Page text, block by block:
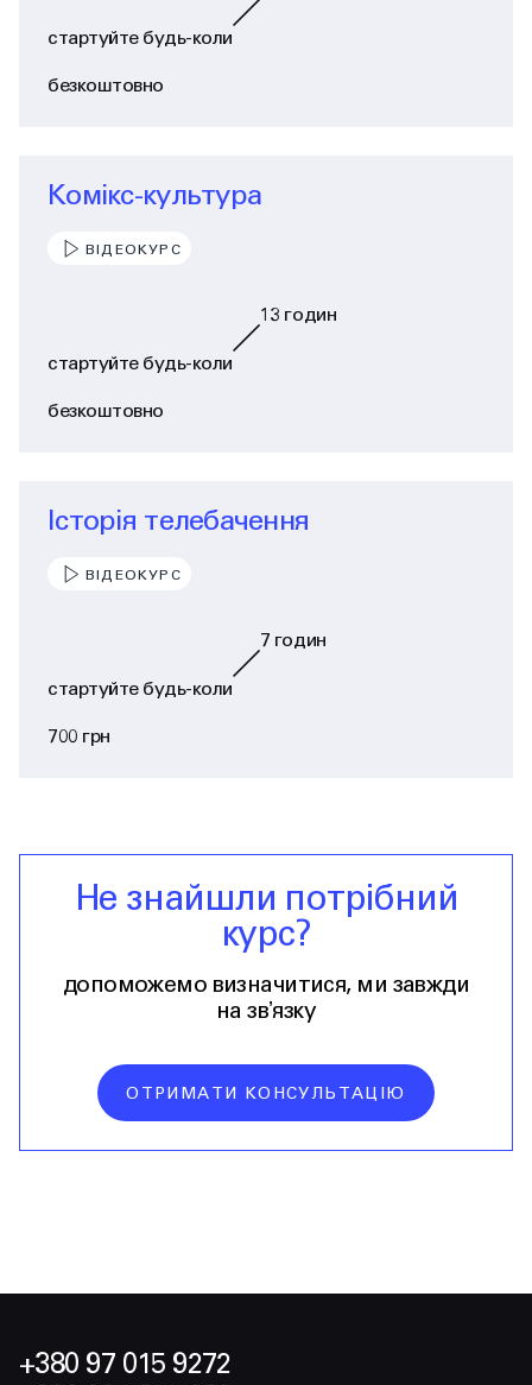
стартуйте будь-коли
безкоштовно
Комікс-культура
ВІДЕОКУРС
стартуйте будь-коли
13 годин
безкоштовно
Історія телебачення
ВІДЕОКУРС
стартуйте будь-коли
7 годин
700 грн
Не знайшли потрібний
курс?
допоможемо визначитися, ми завжди
на звʼязку
ОТРИМАТИ КОНСУЛЬТАЦІЮ
+380 97 015 9272